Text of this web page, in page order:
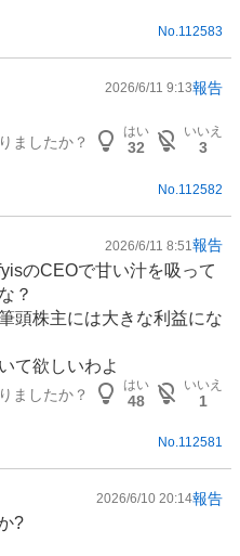
No.112583
2026/6/11 9:13報告
ましたか？
はい
32
いいえ
3
No. 112582
2026/6/11 8:51 報告
のCEOで甘い汁を吸って
？
頭株主には大きな利益にな
て欲しいわよ
ましたか？
はい
48
いいえ
1
No.112581
2026/6/10 20:14報告
?